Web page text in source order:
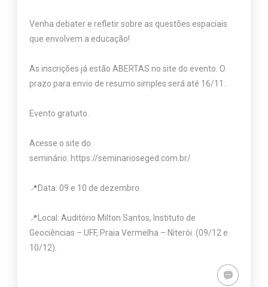
Venha debater e refletir sobre as questões espaciais
que envolvem a educação!
As inscrições já estão ABERTAS no site do evento. O
prazo para envio de resumo simples será até 16/11.
Evento gratuito.
Acesse o site do
seminário: https://seminarioseged.com.br/
📍Data: 09 e 10 de dezembro.
📍Local: Auditório Milton Santos, Instituto de
Geociências – UFF, Praia Vermelha – Niterói. (09/12 e
10/12).